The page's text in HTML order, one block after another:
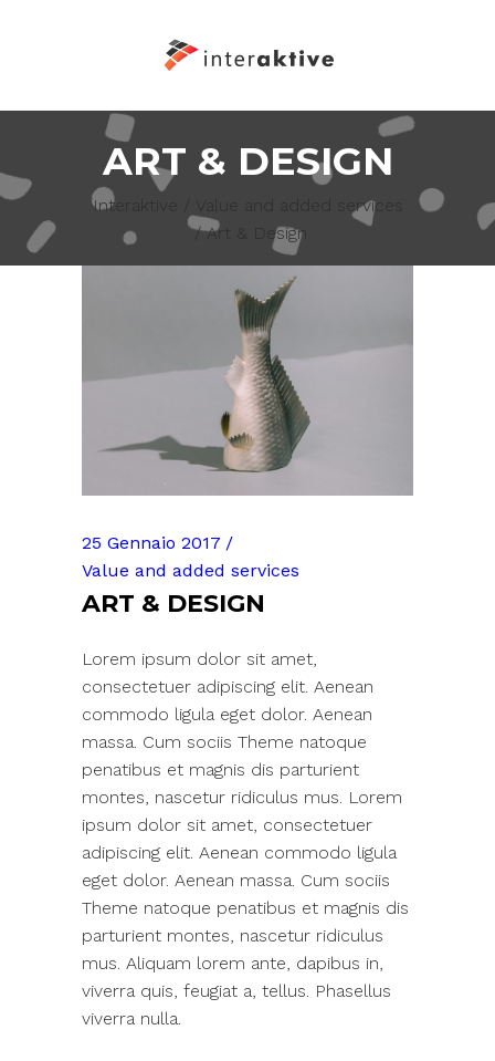
ART & DESIGN
Interaktive
Value and added services
/Art & Design
25 Gennaio 2017
Value and added services
ART & DESIGN
Lorem ipsum dolor sit amet,
consectetuer adipiscing elit. Aenean
commodo ligula eget dolor. Aenean
massa. Cum sociis Theme natoque
penatibus et magnis dis parturient
montes, nascetur ridiculus mus. Lorem
ipsum dolor sit amet, consectetuer
adipiscing elit. Aenean commodo ligula
eget dolor. Aenean massa. Cum sociis
Theme natoque penatibus et magnis dis
parturient montes, nascetur ridiculus
mus. Aliquam lorem ante, dapibus in,
viverra quis, feugiat a, tellus. Phasellus
viverra nulla.